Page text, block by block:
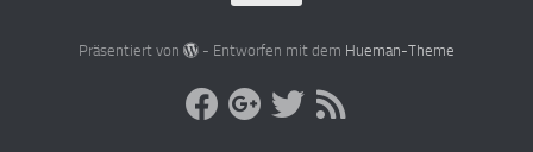
Präsentiert von - Entworfen mit dem Hueman-Theme